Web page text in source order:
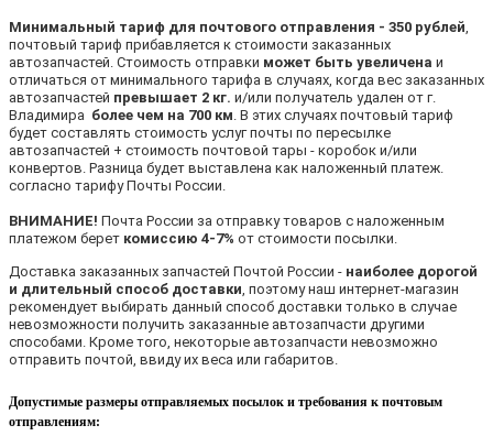
Минимальный тариф для почтового отправления - 350 рублей
почтовый тариф прибавляется к стоимости заказанных
автозапчастей. Стоимость отправки может быть увеличена и
отличаться от минимального тарифа в случаях, когда вес заказанных
автозапчастей превышает 2 кг. и/или получатель удален от г.
Владимира более чем на 700 км . В этих случаях почтовый тариф
будет составлять стоимость услуг почты по пересылке
автозапчастей + стоимость почтовой тары - коробок и/или
конвертов. Разница будет выставлена как наложенный платеж.
согласно тарифу Почты России.
ВНИМАНИЕ! Почта России за отправку товаров с наложенным
платежом берет комиссию 4-7% от стоимости посылки.
Доставка заказанных запчастей Почтой России - наиболее дорогой
и длительный способ доставки , поэтому наш интернет-магазин
рекомендует выбирать данный способ доставки только в случае
невозможности получить заказанные автозапчасти другими
способами. Кроме того, некоторые автозапчасти невозможно
отправить почтой, ввиду их веса или габаритов.
Допустимые размеры отправляемых посылок и требования к почтовым
отправлениям: